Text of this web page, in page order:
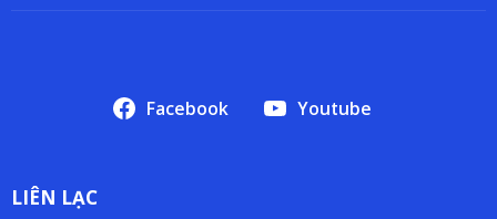
Facebook Youtube
LIÊN LẠC